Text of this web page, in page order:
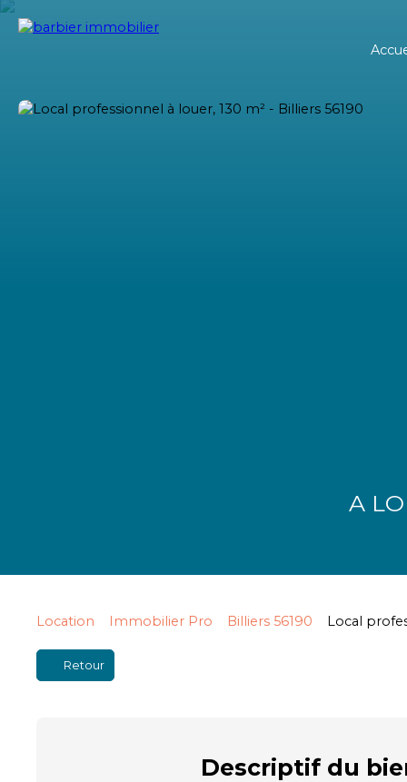
A
Location Immobilier Pro Billiers 56190 Local
Retour
Descriptifdu